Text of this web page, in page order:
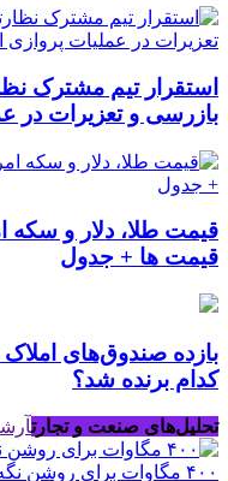
استقرار تیم مشترک
بازرسی و تعزیرات در
قیمت ها + جدول
بازده صندوق‌های
کدام برنده شد؟
تحلیل‌های صنعت و تجارت
۴۰۰ مگاوات برای روشن نگه داشتن چراغ کسب‌وکار‌ها